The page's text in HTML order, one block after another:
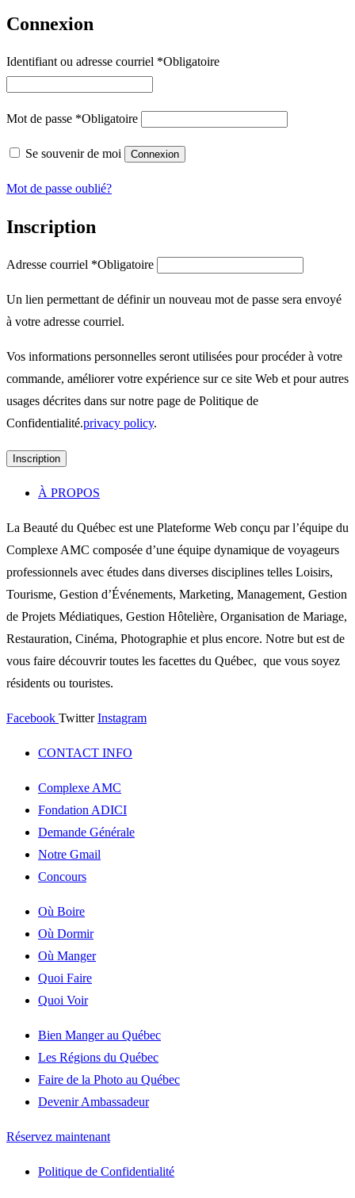
Connexion
Identifiant ou adresse courriel *Obligatoire
Mot de passe *Obligatoire
Se souvenir de moi Connexion
Mot de passe oublié?
Inscription
Adresse courriel *Obligatoire
Un lien permettant de définir un nouveau mot de passe sera envoyé
à votre adresse courriel.
Vos informations personnelles seront utilisées pour procéder à votre
commande, améliorer votre expérience sur ce site Web et pour autres
usages décrites dans sur notre page de Politique de
Confidentialité.privacy policy.
Inscription
À PROPOS
La Beauté du Québec est une Plateforme Web conçu par l’équipe du
Complexe AMC composée d’une équipe dynamique de voyageurs
professionnels avec études dans diverses disciplines telles Loisirs,
Tourisme, Gestion d’Événements, Marketing, Management, Gestion
de Projets Médiatiques, Gestion Hôtelière, Organisation de Mariage,
Restauration, Cinéma, Photographie et plus encore. Notre but est de
vous faire découvrir toutes les facettes du Québec, que vous soyez
résidents ou touristes.
Facebook Twitter Instagram
CONTACT INFO
Complexe AMC
Fondation ADICI
Demande Générale
Notre Gmail
Concours
Où Boire
Où Dormir
Où Manger
Quoi Faire
Quoi Voir
Bien Manger au Québec
Les Régions du Québec
Faire de la Photo au Québec
Devenir Ambassadeur
Réservez maintenant
Politique de Confidentialité